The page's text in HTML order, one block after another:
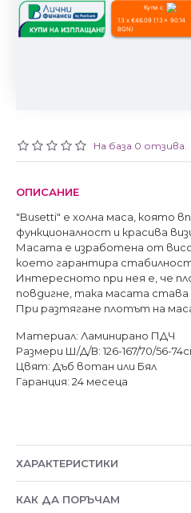
На база 0 отзива.
Купи с
13 x €46.09 (13 x 90.14
BGN)
ОПИСАНИЕ
"Busetti" е холна маса, която
функционалност и красива
Масата е изработена от
което гарантира стабилност
Интересното при нея е, че
повдигне, така масата става
При разтягане плотът на
Материал: Ламинирано ПДЧ
Размери Ш/Д/В: 126-167/70/56-
Цвят: Дъб вотан или Бял
Гаранция: 24 месеца
ХАРАКТЕРИСТИКИ
КАК ДА ПОРЪЧАМ